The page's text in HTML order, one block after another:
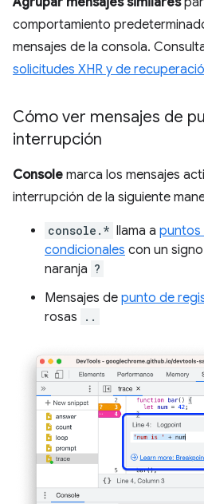
comportamiento
mensajes de la consola.
solicitudes XHR y de
Cómo ver mensajes de
interrupción
Console marca los mensajes
interrupción de la siguiente
console.* llama a puntos
condicionales con un
naranja ?
Mensajes de punto de
rosas
..